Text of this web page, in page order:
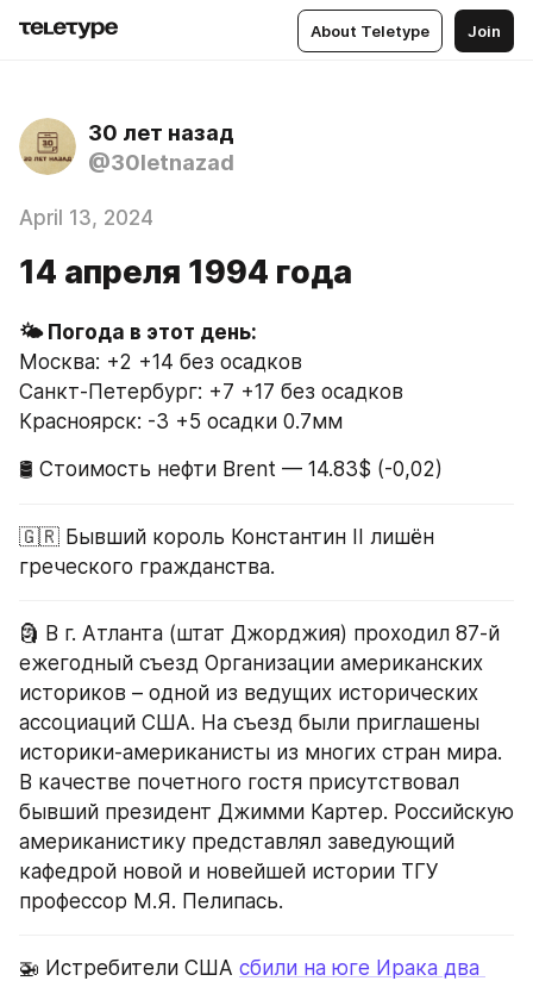
About Teletype Join
30 лет назад
@30letnazad
April 13, 2024
14 апреля 1994 года
Москва: +2 +14 без осадков
Санкт-Петербург: +7 +17 без осадков
Красноярск: -3 +5 осадки 0.7мм
🛢 Стоимость нефти Brent — 14.83$ (-0,02)
🇬🇷 Бывший король Константин II лишён
греческого гражданства.
🗿 В г. Атланта (штат Джорджия) проходил 87-й
ежегодный съезд Организации американских
историков – одной из ведущих исторических
ассоциаций США. На съезд были приглашены
историки-американисты из многих стран мира.
В качестве почетного гостя присутствовал
бывший президент Джимми Картер. Российскую
американистику представлял заведующий
кафедрой новой и новейшей истории ТГУ
профессор М.Я. Пелипась.
🚁 Истребители США сбили на юге Ирака два